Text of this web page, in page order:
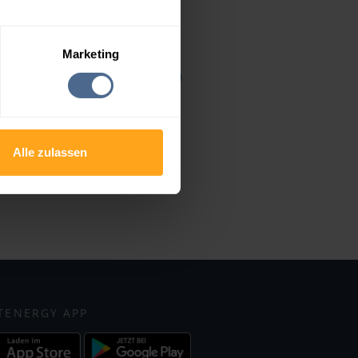
Marketing
Alle zulassen
Obersiebenbrunn
Orth an der Donau
Raasdorf
Weikendorf
APP